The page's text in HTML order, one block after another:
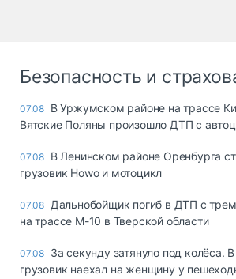
Безопасность и
07.08 В Уржумском районе на трассе
Вятские Поляны произошло ДТП с
07.08 В Ленинском районе Оренбурга
грузовик Howo и мотоцикл
07.08 Дальнобойщик погиб в ДТП с
на трассе М-10 в Тверской области
07.08 За секунду затянуло под колёса.
грузовик наехал на женщину у